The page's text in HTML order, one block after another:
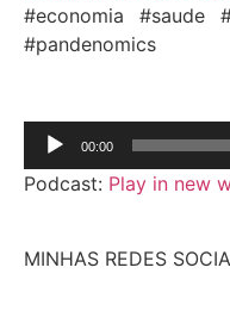
#economia #saude
#pandenomics
Tocador
áudio
00:00
Podcast: Play in new
MINHAS REDES